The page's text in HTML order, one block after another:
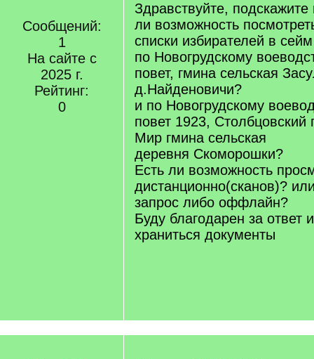
Сообщений:
1
На сайте с
2025 г.
Рейтинг:
0
Здравствуйте, подскажите
ли возможность
списки избирателей в
по Новогрудскому
повет, гмина сельская
д.Найденовичи?
и по Новогрудскому
повет 1923, Столбцовский
Мир гмина сельская
деревня Скоморошки?
Есть ли возможность
дистанционно(сканов)?
запрос либо оффлайн?
Буду благодарен за ответ
храниться документы